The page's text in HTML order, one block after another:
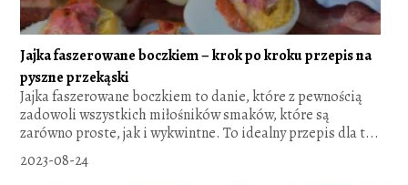
Jajka faszerowane boczkiem – krok po kroku przepis na
pyszne przekąski
Jajka faszerowane boczkiem to danie, które z pewnością
zadowoli wszystkich miłośników smaków, które są
zarówno proste, jak i wykwintne. To idealny przepis dla t...
2023-08-24